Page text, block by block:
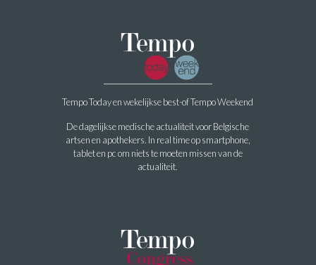
Tempo Today en wekelijkse best-of Tempo Weekend
De dagelijkse medische actualiteit voor Belgische
artsen en apothekers. In real time op smartphone,
tablet en pc om niets te moeten missen van de
actualiteit.